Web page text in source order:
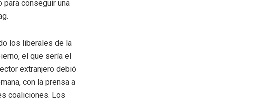
conseguir una
los liberales de la
el que sería el
extranjero debió
con la prensa a
coaliciones. Los